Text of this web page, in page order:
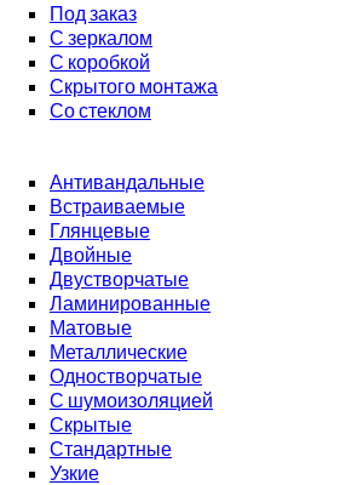
Под заказ
С зеркалом
С коробкой
Скрытого монтажа
Со стеклом
Антивандальные
Встраиваемые
Глянцевые
Двойные
Двустворчатые
Ламинированные
Матовые
Металлические
Одностворчатые
С шумоизоляцией
Скрытые
Стандартные
Узкие